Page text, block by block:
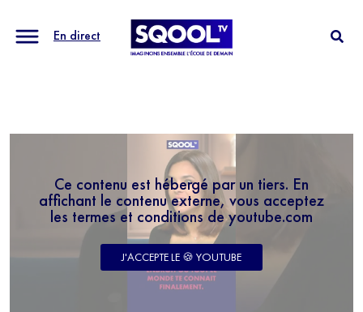
En direct
Ce contenu est hébergé par un tiers. En
affichant le contenu externe, vous acceptez
les termes et conditions de youtube.com
J'ACCEPTE LE 🍪 YOUTUBE